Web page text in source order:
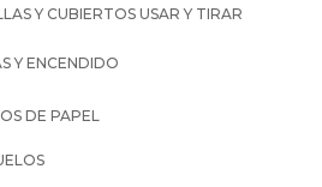
Y CUBIERTOS USAR Y TIRAR
Y ENCENDIDO
DE PAPEL